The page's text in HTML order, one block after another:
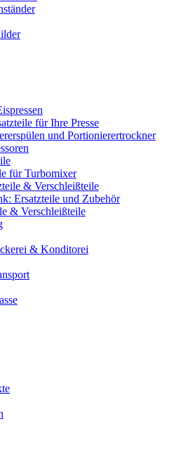
für Ihre Presse
und Portionierertrockner
für Turbomixer
& Verschleißteile
Ersatzteile und Zubehör
& Verschleißteile
& Konditorei